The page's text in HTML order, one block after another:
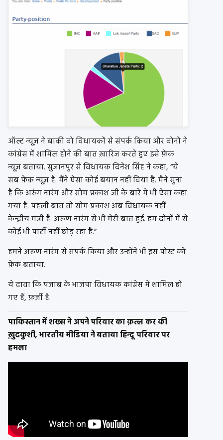
ऑल्ट न्यूज़ ने बाकी दो विधायकों से संपर्क किया और दोनों ने
कांग्रेस में शामिल होने की बात ख़ारिज करते हुए इसे फ़ेक
न्यूज़ बताया. सुजानपुर से विधायक दिनेश सिंह ने कहा, “ये
सब फ़ेक न्यूज़ है. मैंने ऐसा कोई बयान नहीं दिया है. मैंने सुना
है कि अरुंग नारंग और सोम प्रकाश जी के बारे में भी ऐसा कहा
गया है. पहली बात तो सोम प्रकाश अब विधायक नहीं
केन्द्रीय मंत्री हैं. अरुण नारंग से भी मेरी बात हुई. हम दोनों में से
कोई भी पार्टी नहीं छोड़ रहा है.”
हमने अरुण नारंग से संपर्क किया और उन्होंने भी इस पोस्ट को
फ़ेक बताया.
ये दावा कि पंजाब के भाजपा विधायक कांग्रेस में शामिल हो
गए हैं, फ़र्ज़ी है.
पाकिस्तान में शख्स ने अपने परिवार का क़त्ल कर की
ख़ुदकुशी, भारतीय मीडिया ने बताया हिन्दू परिवार पर
हमला